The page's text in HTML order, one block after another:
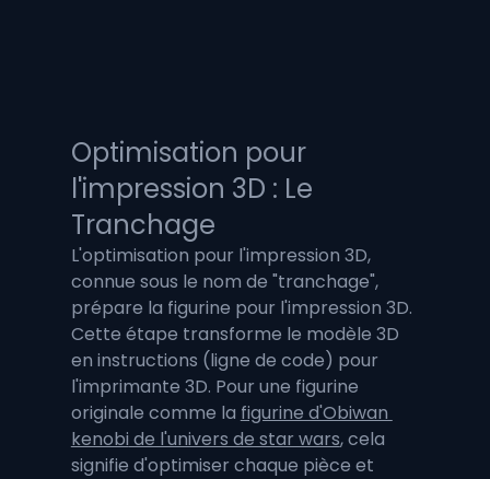
Optimisation pour
l'impression 3D : Le
Tranchage
L'optimisation pour l'impression 3D,
connue sous le nom de "tranchage",
prépare la figurine pour l'impression 3D.
Cette étape transforme le modèle 3D
en instructions (ligne de code) pour
l'imprimante 3D. Pour une figurine
originale comme la figurine d'Obiwan
kenobi de l'univers de star wars, cela
signifie d'optimiser chaque pièce et